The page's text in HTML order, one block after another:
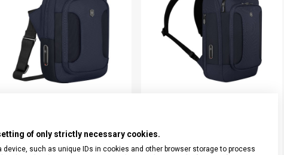
653641
Skladem na prodejně
Skladem na prodejně
of only strictly necessary cookies.
such as unique IDs in cookies and other browser storage to process